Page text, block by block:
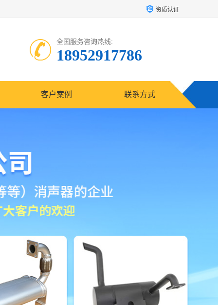
资质认证
全国服务咨询热线:
18952917786
客户案例 联系方式